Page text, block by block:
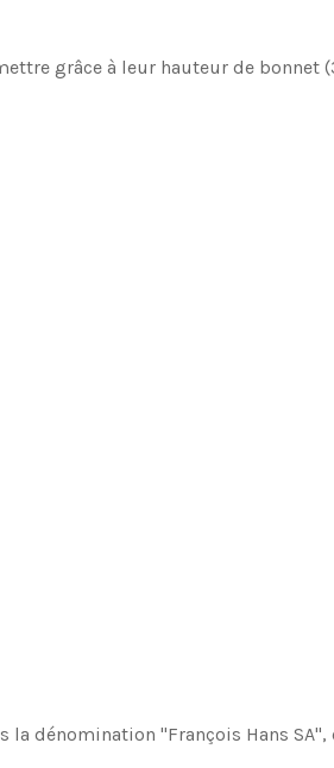
grâce à leur hauteur de bonnet
dénomination "François Hans SA",